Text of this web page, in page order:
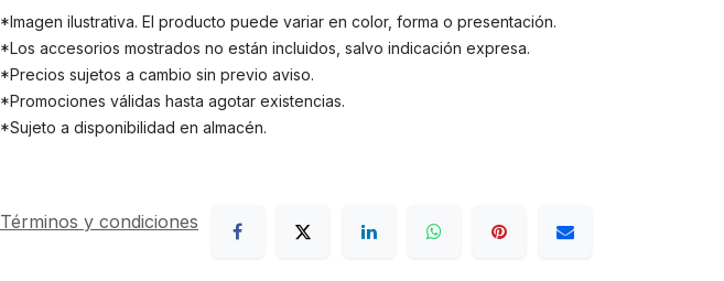
*Imagen ilustrativa. El producto puede variar en color, forma o presentación.
*Los accesorios mostrados no están incluidos, salvo indicación expresa.
*Precios sujetos a cambio sin previo aviso.
*Promociones válidas hasta agotar existencias.
*Sujeto a disponibilidad en almacén.
Términos y condiciones